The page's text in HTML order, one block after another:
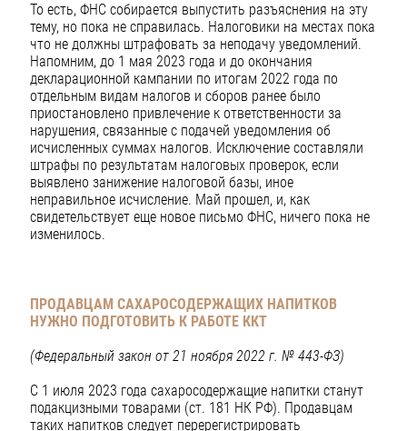
То есть, ФНС собирается выпустить разъяснения на эту
тему, но пока не справилась. Налоговики на местах пока
что не должны штрафовать за неподачу уведомлений.
Напомним, до 1 мая 2023 года и до окончания
декларационной кампании по итогам 2022 года по
отдельным видам налогов и сборов ранее было
приостановлено привлечение к ответственности за
нарушения, связанные с подачей уведомления об
исчисленных суммах налогов. Исключение составляли
штрафы по результатам налоговых проверок, если
выявлено занижение налоговой базы, иное
неправильное исчисление. Май прошел, и, как
свидетельствует еще новое письмо ФНС, ничего пока не
изменилось.
ПРОДАВЦАМ САХАРОСОДЕРЖАЩИХ НАПИТКОВ
НУЖНО ПОДГОТОВИТЬ К РАБОТЕ ККТ
(Федеральный закон от 21 ноября 2022 г. № 443-ФЗ)
С 1 июля 2023 года сахаросодержащие напитки станут
подакцизными товарами (ст. 181 НК РФ). Продавцам
таких напитков следует перерегистрировать